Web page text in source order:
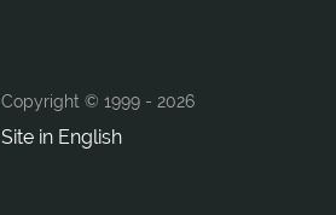
Copyright © 1999 - 2026
Site in English